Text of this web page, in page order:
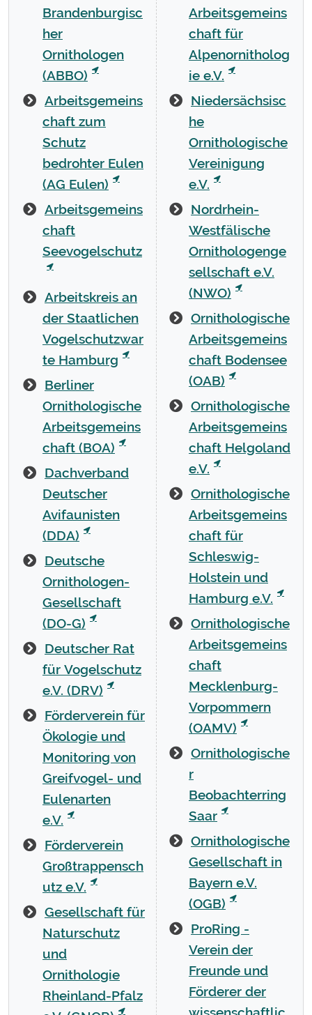
Brandenburgisc
her
Ornithologen
(ABBO)
Arbeitsgemeins
chaft zum
Schutz
bedrohter Eulen
(AG Eulen)
Arbeitsgemeins
chaft
Seevogelschutz
Arbeitskreis an
der Staatlichen
Vogelschutzwar
te Hamburg
Berliner
Ornithologische
Arbeitsgemeins
chaft (BOA)
Dachverband
Deutscher
Avifaunisten
(DDA)
Deutsche
Ornithologen-
Gesellschaft
(DO-G)
Deutscher Rat
für Vogelschutz
e.V. (DRV)
Förderverein für
Ökologie und
Monitoring von
Greifvogel- und
Eulenarten
e.V.
Förderverein
Großtrappensch
utz e.V.
Gesellschaft für
Naturschutz
und
Ornithologie
Rheinland-Pfalz
Arbeitsgemeins
chaft für
Alpenornitholog
ie e.V.
Niedersächsisc
he
Ornithologische
Vereinigung
e.V.
Nordrhein-
Westfälische
Ornithologenge
sellschaft e.V.
(NWO)
Ornithologische
Arbeitsgemeins
chaft Bodensee
(OAB)
Ornithologische
Arbeitsgemeins
chaft Helgoland
e.V.
Ornithologische
Arbeitsgemeins
chaft für
Schleswig-
Holstein und
Hamburg e.V.
Ornithologische
Arbeitsgemeins
chaft
Mecklenburg-
Vorpommern
(OAMV)
Ornithologische
r
Beobachterring
Saar
Ornithologische
Gesellschaft in
Bayern e.V.
(OGB)
ProRing -
Verein der
Freunde und
Förderer der